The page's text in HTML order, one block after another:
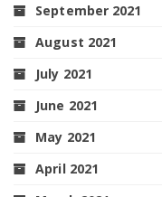
September 2021
August 2021
July 2021
June 2021
May 2021
April 2021